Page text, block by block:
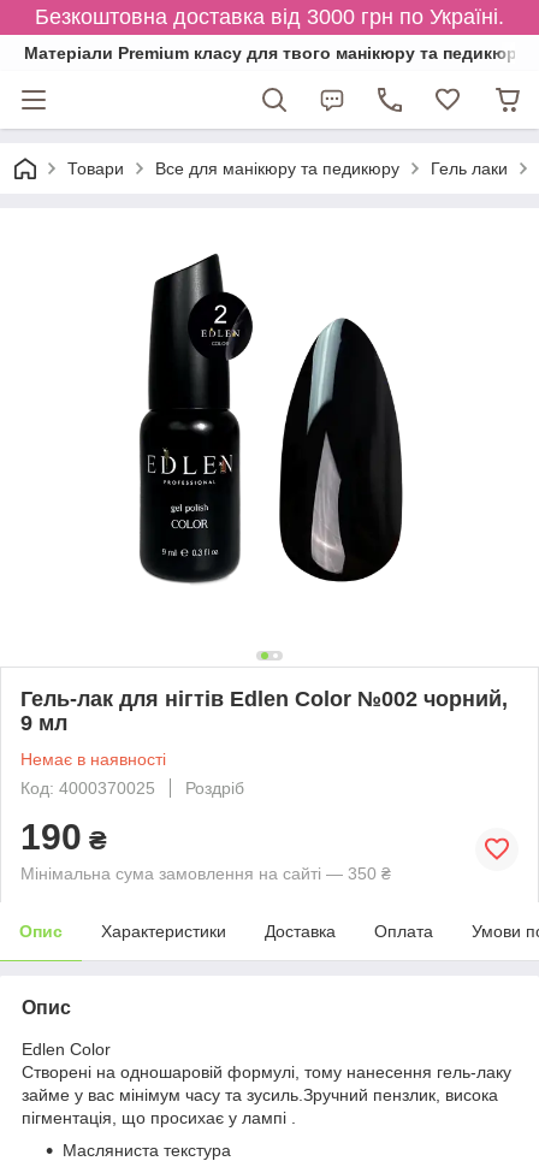
Безкоштовна доставка від 3000 грн по Україні.
Матеріали Premium класу для твого манікюру та педикюру
Товари Все для манікюру та педикюру Гель лаки
Гель-лак для нігтів Edlen Color №002 чорний,
9 мл
Немає в наявності
Код: 4000370025
Роздріб
190 ₴
Мінімальна сума замовлення на сайті — 350 ₴
Опис Характеристики Доставка Оплата Умови
Опис
Edlen Color
Cтворені на одношаровій формулі, тому нанесення гель-лаку
займе у вас мінімум часу та зусиль.Зручний пензлик, висока
пігментація, що просихає у лампі .
Масляниста текстура